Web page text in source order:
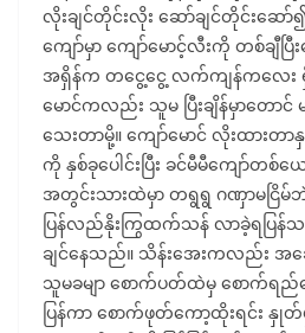
လိုးချင်တိုင်းလိုး ဆော်ချင်တိုင်းဆေ
ကျော်မှာ ကျော်မောင့်လီးကို တစ်ချီပ
အရှိန်က တငွေ့ငွေ့ လက်ကျန်ကလေး
မောင်ကလည်း သူမ ပြီးချိန်မှာတေ
သေးတာမို့။ ကျော်မောင် လိုးထားတ
ကို နှစ်ခုပေါင်းပြီး ခင်မီမီကျော်တစ်
အတွင်းသားထဲမှာ တရွရွ ဂဏှာမငြိမ်ဘဲ
ပြန်လည်နိုးကြွထက်သန် လာခဲ့ရပြ
ချင်နေသည်။ သိန်းအေးကလည်း အဆ
သူမခမျာ စောက်ပတ်ထဲမှ စောက်ရ
ပြန်ကာ စောက်ဖုတ်ကော့ထိုးရင်း